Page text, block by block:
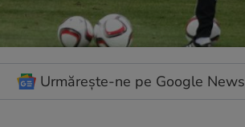
Urmărește-ne pe Google News